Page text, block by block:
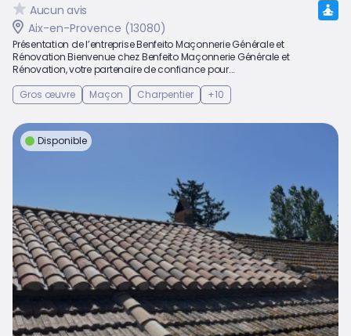
Aucun avis
Aix-en-Provence (13080)
Présentation de l’entreprise Benfeito Maçonnerie Générale et
Rénovation Bienvenue chez Benfeito Maçonnerie Générale et
Rénovation, votre partenaire de confiance pour...
Gros œuvre
Maçon Charpentier +10
Disponible